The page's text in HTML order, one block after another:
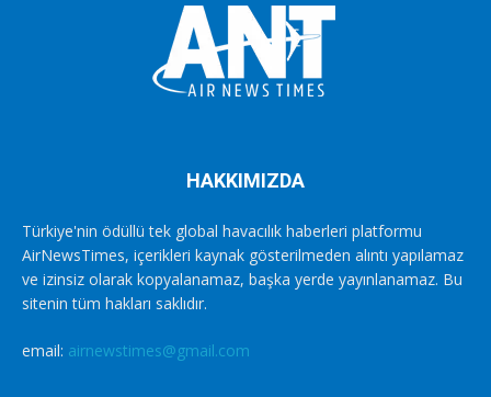
HAKKIMIZDA
Türkiye'nin ödüllü tek global havacılık haberleri platformu
AirNewsTimes, içerikleri kaynak gösterilmeden alıntı yapılamaz
ve izinsiz olarak kopyalanamaz, başka yerde yayınlanamaz. Bu
sitenin tüm hakları saklıdır.
email: airnewstimes@gmail.com